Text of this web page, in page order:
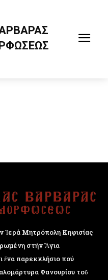
Ἱερά Μητρόπολη Κηφισίας
στήν Ἅγια
ἕνα παρεκκλήσιο πού
Φανουρίου τοῦ